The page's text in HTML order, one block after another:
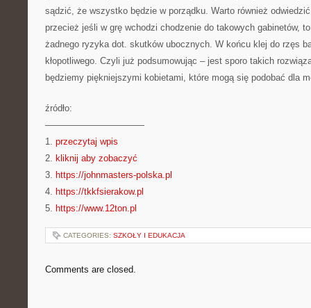
sądzić, że wszystko będzie w porządku. Warto również
przecież jeśli w grę wchodzi chodzenie do takowych gabinetów,
żadnego ryzyka dot. skutków ubocznych. W końcu klej do rzęs
kłopotliwego. Czyli już podsumowując – jest sporo takich
będziemy piękniejszymi kobietami, które mogą się podobać dla
źródło:
———————————
1. przeczytaj wpis
2. kliknij aby zobaczyć
3. https://johnmasters-polska.pl
4. https://tkkfsierakow.pl
5. https://www.12ton.pl
CATEGORIES: SZKOŁY I EDUKACJA
Comments are closed.